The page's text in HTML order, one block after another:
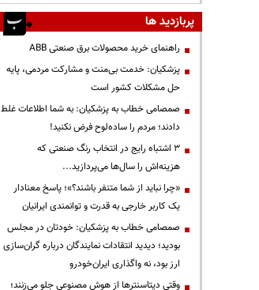
پربازدید ها
راهنمای خرید محصولات برق صنعتی ABB
پزشکیان: خدمت بی‌منت و مشارکت مردمی، پایه
حل مشکلات کشور است
صمصامی خطاب به پزشکیان: به شما اطلاعات غلط
دادند؛ مردم را ساده‌لوح فرض نکنید!
3 اشتباه رایج در انتخاب رنگ صنعتی که
هزینه‌اش را سال‌ها می‌پردازید...
«چرا نباید از شما متنفر باشند؟»؛ پاسخ معنادار
یک کاربر خارجی به قدرت و توانمندی ایرانیان
صمصامی خطاب به پزشکیان: خودتان در مجلس
بودید؛ دیدید انتقادات نمایندگان درباره گران‌سازی
ارز بود، نه واگذاری ایران‌خودرو
وقتی دیتاسنترها از هوش مصنوعی جلو می‌زنند؛